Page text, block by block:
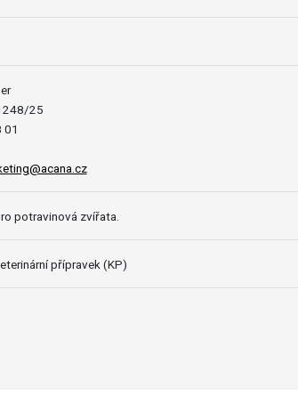
25
01
potravinová zvířata.
přípravek (KP)